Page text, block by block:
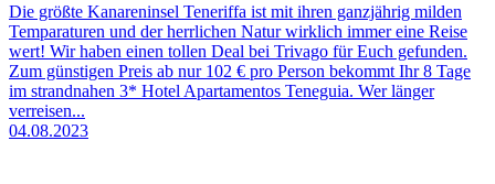
Die größte Kanareninsel Teneriffa ist mit ihren ganzjährig milden
Temparaturen und der herrlichen Natur wirklich immer eine Reise
wert! Wir haben einen tollen Deal bei Trivago für Euch gefunden.
Zum günstigen Preis ab nur 102 € pro Person bekommt Ihr 8 Tage
im strandnahen 3* Hotel Apartamentos Teneguia. Wer länger
verreisen...
04.08.2023